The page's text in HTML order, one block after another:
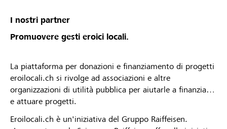
I nostri partner
Promuovere gesti eroici locali.
La piattaforma per donazioni e finanziamento di progetti
eroilocali.ch si rivolge ad associazioni e altre
organizzazioni di utilità pubblica per aiutarle a finanziare
e attuare progetti.
Eroilocali.ch è un'iniziativa del Gruppo Raiffeisen.